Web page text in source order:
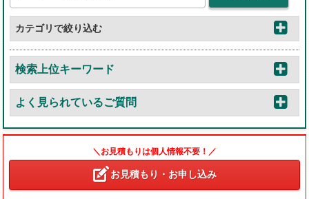
カテゴリで絞り込む
検索上位キーワード
よく見られているご質問
＼お見積もりは個人情報不要！／
お見積もり・お申し込み